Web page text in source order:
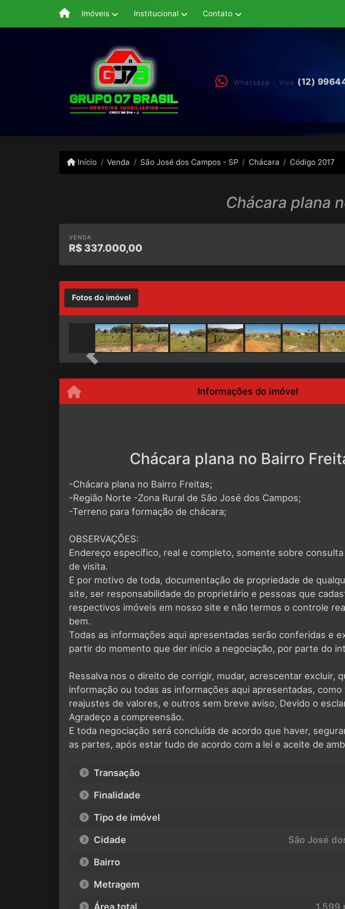
Imóveis Institucional Contato
Whatsapp - Vivo (12)
Início Venda São José dos Campos - SP Chácara Código 2017
Chácara plana
VENDA
R$ 337.000,00
Fotos do imóvel
Previous
Informações do imóvel
Chácara plana no Bairro
-Chácara plana no Bairro Freitas;
-Região Norte -Zona Rural de São José dos Campos;
-Terreno para formação de chácara;
OBSERVAÇÕES:
Endereço específico, real e completo, somente sobre
de visita.
E por motivo de toda, documentação de propriedade de
site, ser responsabilidade do proprietário e pessoas que
respectivos imóveis em nosso site e não termos o controle
bem.
Todas as informações aqui apresentadas serão conferidas e
partir do momento que der início a negociação, por parte do
Ressalva nos o direito de corrigir, mudar, acrescentar excluir,
informação ou todas as informações aqui apresentadas, como
reajustes de valores, e outros sem breve aviso, Devido o
Agradeço a compreensão.
E toda negociação será concluída de acordo que haver,
as partes, após estar tudo de acordo com a lei e aceite de
Transação
Finalidade
Tipo de imóvel
Cidade
São José
Bairro
Metragem
Área total
1.599